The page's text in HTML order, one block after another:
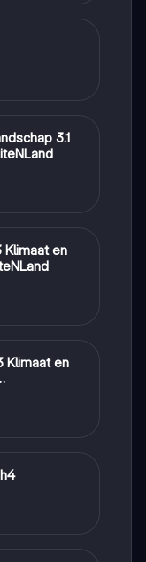
3.1
Klimaat en
Klimaat en